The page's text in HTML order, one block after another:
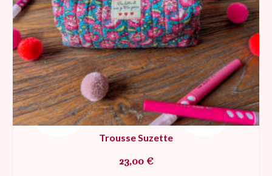
Trousse Suzette
23,00 €